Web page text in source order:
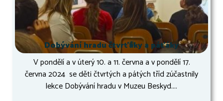
Dobývání hradu čtvrťáky a páťáky
V pondělí a v úterý 10. a 11. června a v pondělí 17.
června 2024 se děti čtvrtých a pátých tříd zúčastnily
lekce Dobývání hradu v Muzeu Beskyd....